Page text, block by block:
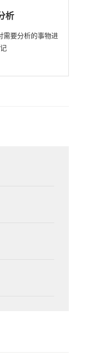
析
需要分析的事物进